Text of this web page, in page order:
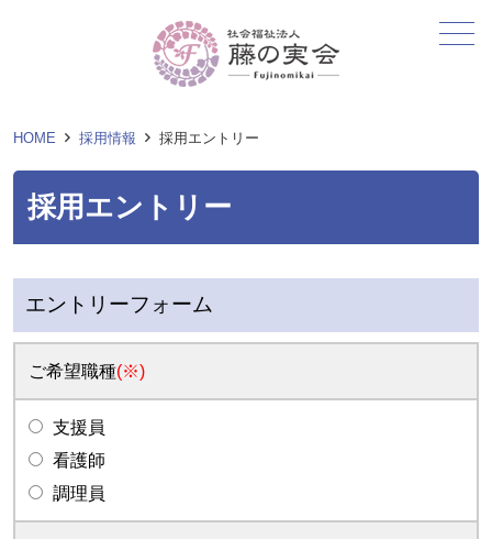
HOME 採用情報 採用エントリー
採用エントリー
エントリーフォーム
ご希望職種(※)
支援員
看護師
調理員